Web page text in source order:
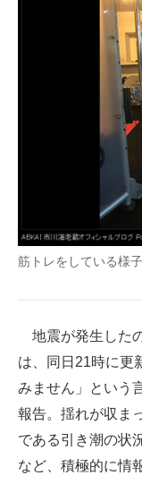
筋トレをしている様
地震が発生した
は、同日21時に更
みません」という
報告。揺れが収ま
である引き潮の状
など、積極的に情